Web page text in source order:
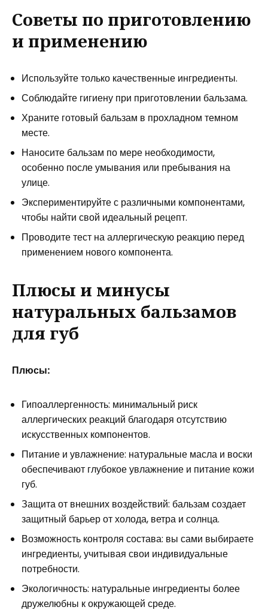
Советы по приготовлению
и применению
Используйте только качественные ингредиенты.
Соблюдайте гигиену при приготовлении бальзама.
Храните готовый бальзам в прохладном темном
месте.
Наносите бальзам по мере необходимости,
особенно после умывания или пребывания на
улице.
Экспериментируйте с различными компонентами,
чтобы найти свой идеальный рецепт.
Проводите тест на аллергическую реакцию перед
применением нового компонента.
Плюсы и минусы
натуральных бальзамов
для губ
Плюсы:
Гипоаллергенность: минимальный риск
аллергических реакций благодаря отсутствию
искусственных компонентов.
Питание и увлажнение: натуральные масла и воски
обеспечивают глубокое увлажнение и питание кожи
губ.
Защита от внешних воздействий: бальзам создает
защитный барьер от холода, ветра и солнца.
Возможность контроля состава: вы сами выбираете
ингредиенты, учитывая свои индивидуальные
потребности.
Экологичность: натуральные ингредиенты более
дружелюбны к окружающей среде.